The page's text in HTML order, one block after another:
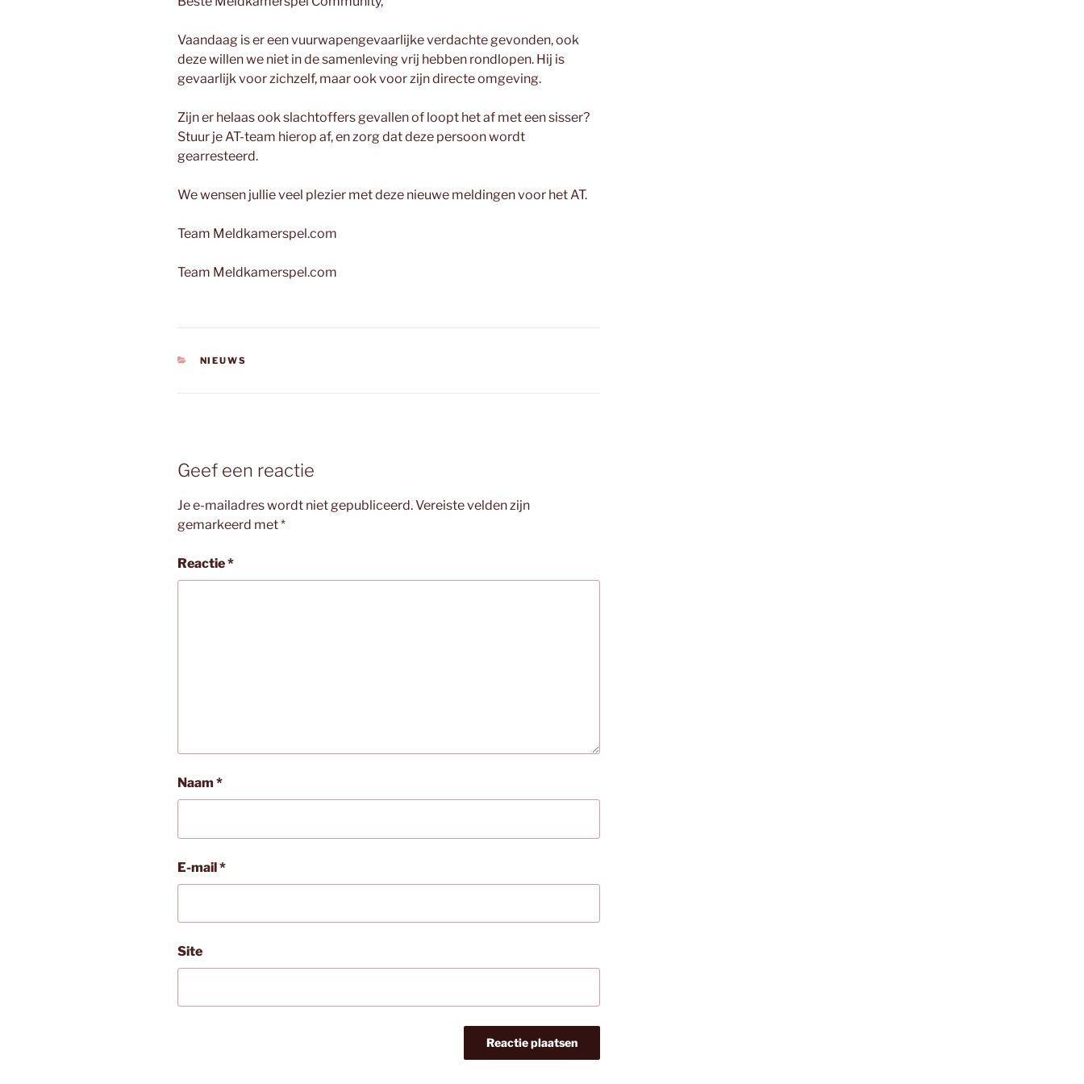
Vaandaag is er een vuurwapengevaarlijke verdachte gevonden, ook
deze willen we niet in de samenleving vrij hebben rondlopen. Hij is
gevaarlijk voor zichzelf, maar ook voor zijn directe omgeving.
Zijn er helaas ook slachtoffers gevallen of loopt het af met een sisser?
Stuur je AT-team hierop af, en zorg dat deze persoon wordt
gearresteerd.
We wensen jullie veel plezier met deze nieuwe meldingen voor het AT.
Team Meldkamerspel.com
Team Meldkamerspel.com
CATEGORIEËN
NIEUWS
Geef een reactie
Je e-mailadres wordt niet gepubliceerd.Vereiste velden zijn
gemarkeerd met*
Reactie*
Naam *
E-mail*
Site